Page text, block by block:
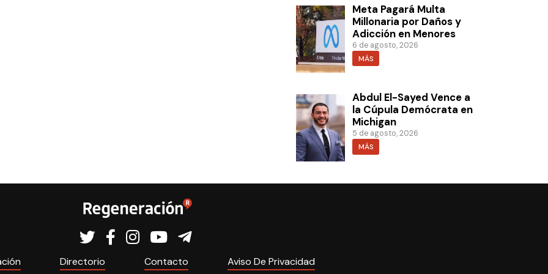
Meta Pagará Multa
Millonaria por Daños y
Adicción en Menores
6 de agosto, 2026
MÁS
Abdul El-Sayed Vence a
la Cúpula Demócrata en
Michigan
5 de agosto, 2026
MÁS
Directorio Contacto Aviso De Privacidad